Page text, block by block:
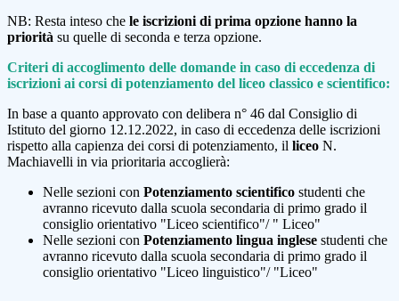
NB: Resta inteso che le iscrizioni di prima opzione hanno la
priorità su quelle di seconda e terza opzione.
Criteri di accoglimento delle domande in caso di eccedenza di
iscrizioni ai corsi di potenziamento del liceo classico e scientifico:
In base a quanto approvato con delibera n° 46 dal Consiglio di
Istituto del giorno 12.12.2022, in caso di eccedenza delle iscrizioni
rispetto alla capienza dei corsi di potenziamento, il liceo N.
Machiavelli in via prioritaria accoglierà:
Nelle sezioni con Potenziamento scientifico studenti che
avranno ricevuto dalla scuola secondaria di primo grado il
consiglio orientativo "Liceo scientifico"/ " Liceo"
Nelle sezioni con Potenziamento lingua inglese studenti che
avranno ricevuto dalla scuola secondaria di primo grado il
consiglio orientativo "Liceo linguistico"/ "Liceo"